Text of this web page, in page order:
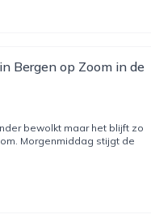
Bergen op Zoom in de
bewolkt maar het blijft zo
Morgenmiddag stijgt de